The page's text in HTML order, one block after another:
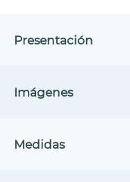
Presentación
Imágenes
Medidas